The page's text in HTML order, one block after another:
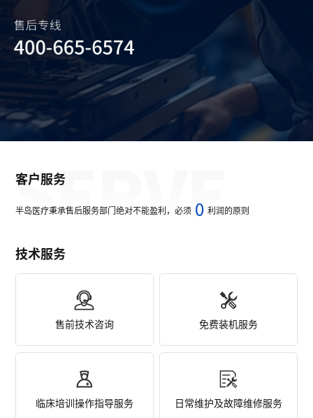
客户服务
半岛医疗秉承售后服务部门绝对不能盈利，必须 0 利润的原则
技术服务
售前技术咨询 免费装机服务
临床培训操作指导服务 日常维护及故障维修服务